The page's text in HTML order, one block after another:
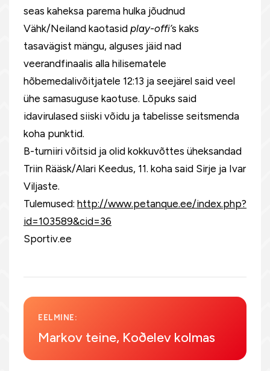
seas kaheksa parema hulka jõudnud
Vähk/Neiland kaotasid play-offi’s kaks
tasavägist mängu, alguses jäid nad
veerandfinaalis alla hilisematele
hõbemedalivõitjatele 12:13 ja seejärel said veel
ühe samasuguse kaotuse. Lõpuks said
idavirulased siiski võidu ja tabelisse seitsmenda
koha punktid.
B-turniiri võitsid ja olid kokkuvõttes üheksandad
Triin Rääsk/Alari Keedus, 11. koha said Sirje ja Ivar
Viljaste.
Tulemused: http://www.petanque.ee/index.php?
id=103589&cid=36
Sportiv.ee
EELMINE:
Markov teine, Koðelev kolmas